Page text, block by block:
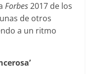
Forbes2017 de los
de otros
a un ritmo